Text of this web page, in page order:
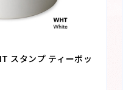
スタンプ ティーボッ